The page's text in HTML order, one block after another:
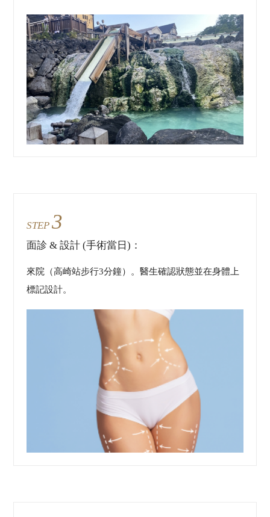
STEP 3
面診 & 設計 (手術當日)：
來院（高崎站步行3分鐘）。醫生確認狀態並在身體上
標記設計。